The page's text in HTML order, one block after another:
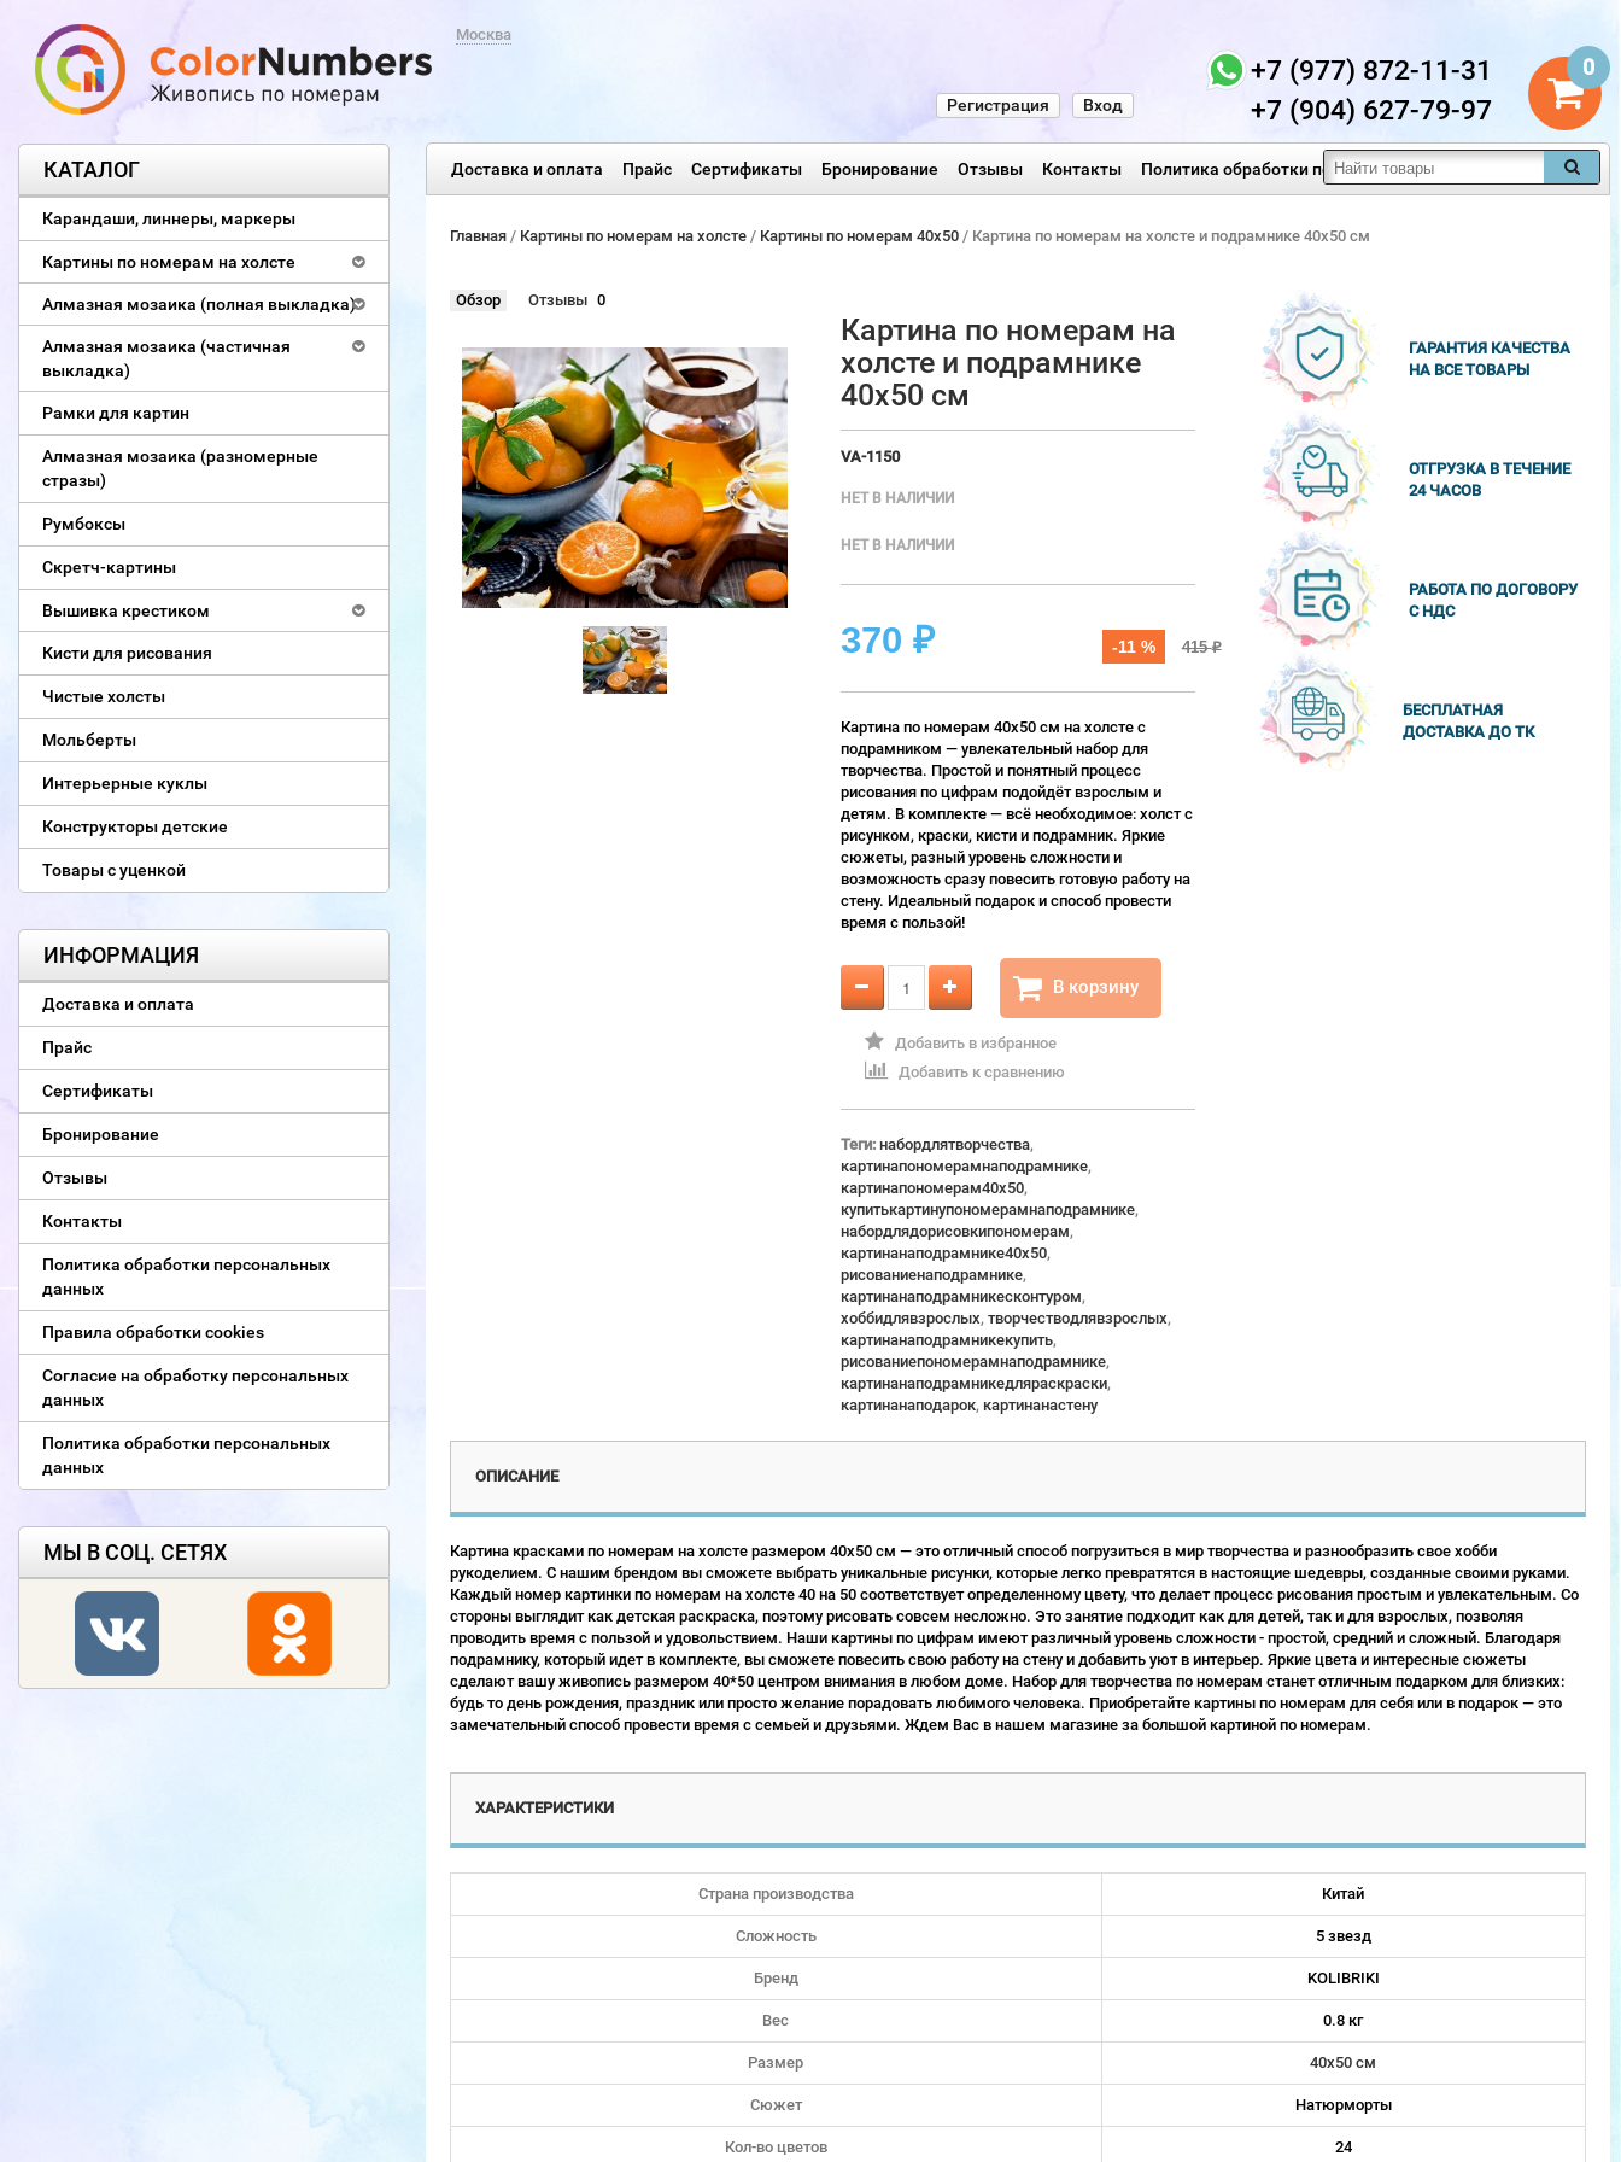
Москва
0
+7 (977) 872-11-31
+7 (904) 627-79-97
Вход
Регистрация
Доставка и оплата Прайс Сертификаты Бронирование Отзывы Контакты Политика обработки персональных данных
КАТАЛОГ
Карандаши, линнеры, маркеры
Картины по номерам на холсте
Алмазная мозаика (полная выкладка)
Алмазная мозаика (частичная
выкладка)
Рамки для картин
Алмазная мозаика (разномерные
стразы)
Румбоксы
Скретч-картины
Вышивка крестиком
Кисти для рисования
Чистые холсты
Мольберты
Интерьерные куклы
Конструкторы детские
Товары с уценкой
ИНФОРМАЦИЯ
Доставка и оплата
Прайс
Сертификаты
Бронирование
Отзывы
Контакты
Политика обработки персональных
данных
Правила обработки cookies
Согласие на обработку персональных
данных
Политика обработки персональных
данных
МЫ В СОЦ. СЕТЯХ
Главная/ Картины по номерам на холсте / Картины по номерам 40х50 / Картина по номерам на холсте и подрамнике 40х50 см
Обзор Отзывы 0
Картина по номерам на
холсте и подрамнике
40х50 см
VA-1150
НЕТ В НАЛИЧИИ
НЕТ В НАЛИЧИИ
370 ₽ -11 % 415₽
Картина по номерам 40х50 см на холсте с
подрамником — увлекательный набор для
творчества. Простой и понятный процесс
рисования по цифрам подойдёт взрослым и
детям. В комплекте — всё необходимое: холст с
рисунком, краски, кисти и подрамник. Яркие
сюжеты, разный уровень сложности и
возможность сразу повесить готовую работу на
стену. Идеальный подарок и способ провести
время с пользой!
В корзину
Добавить в избранное
Добавить к сравнению
Теги: набордлятворчества,
картинапономерамнаподрамнике,
картинапономерам40x50,
купитькартинупономерамнаподрамнике,
набордлядорисовкипономерам,
картинанаподрамнике40x50,
рисованиенаподрамнике,
картинанаподрамникесконтуром,
хоббидлявзрослых, творчестводлявзрослых,
картинанаподрамникекупить,
рисованиепономерамнаподрамнике,
картинанаподрамникедляраскраски,
картинанаподарок, картинанастену
ГАРАНТИЯ КАЧЕСТВА
НА ВСЕ ТОВАРЫ
ОТГРУЗКА В ТЕЧЕНИЕ
24 ЧАСОВ
РАБОТА ПО ДОГОВОРУ
С НДС
БЕСПЛАТНАЯ
ДОСТАВКА ДО ТК
ОПИСАНИЕ
Картина красками по номерам на холсте размером 40х50 см — это отличный способ погрузиться в мир творчества и разнообразить свое хобби
рукоделием. С нашим брендом вы сможете выбрать уникальные рисунки, которые легко превратятся в настоящие шедевры, созданные своими руками.
Каждый номер картинки по номерам на холсте 40 на 50 соответствует определенному цвету, что делает процесс рисования простым и увлекательным. Со
стороны выглядит как детская раскраска, поэтому рисовать совсем несложно. Это занятие подходит как для детей, так и для взрослых, позволяя
проводить время с пользой и удовольствием. Наши картины по цифрам имеют различный уровень сложности - простой, средний и сложный. Благодаря
подрамнику, который идет в комплекте, вы сможете повесить свою работу на стену и добавить уют в интерьер. Яркие цвета и интересные сюжеты
сделают вашу живопись размером 40*50 центром внимания в любом доме. Набор для творчества по номерам станет отличным подарком для близких:
будь то день рождения, праздник или просто желание порадовать любимого человека. Приобретайте картины по номерам для себя или в подарок — это
замечательный способ провести время с семьей и друзьями. Ждем Вас в нашем магазине за большой картиной по номерам.
ХАРАКТЕРИСТИКИ
Страна производства Китай
Сложность 5 звезд
Бренд KOLIBRIKI
Вес 0.8 кг
Размер 40х50 см
Сюжет Натюрморты
Кол-во цветов 24